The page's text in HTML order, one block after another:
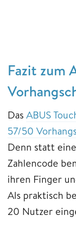
Fazit zum
DasABUS
57/50
Denn statt
Zahlencode
ihren Finger
Als praktisch
20 Nutzer